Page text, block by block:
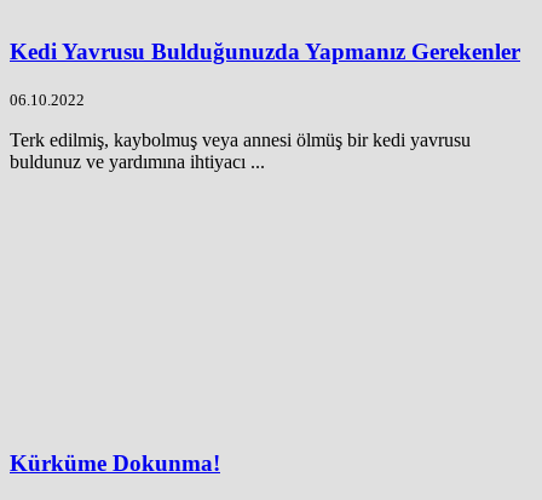
Kedi Yavrusu Bulduğunuzda Yapmanız Gerekenler
06.10.2022
Terk edilmiş, kaybolmuş veya annesi ölmüş bir kedi yavrusu
buldunuz ve yardımına ihtiyacı ...
Kürküme Dokunma!